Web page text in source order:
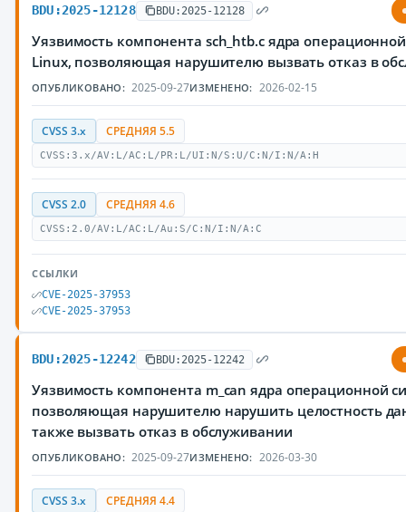
BDU:2025-12128 BDU:2025-12128
Уязвимость компонента sch_htb.c ядра
Linux, позволяющая нарушителю вызвать отказ в
ОПУБЛИКОВАНО: 2025-09-27ИЗМЕНЕНО: 2026-02-15
CVSS 3.x СРЕДНЯЯ 5.5
CVSS:3.x/AV:L/AC:L/PR:L/UI:N/S:U/C:N/I:N/A:H
CVSS 2.0 СРЕДНЯЯ 4.6
CVSS:2.0/AV:L/AC:L/Au:S/C:N/I:N/A:C
ССЫЛКИ
CVE-2025-37953
CVE-2025-37953
BDU:2025-12242 BDU:2025-12242
Уязвимость компонента m_can ядра операционной
позволяющая нарушителю нарушить целостность
также вызвать отказ в обслуживании
ОПУБЛИКОВАНО: 2025-09-27ИЗМЕНЕНО: 2026-03-30
CVSS 3.x СРЕДНЯЯ 4.4